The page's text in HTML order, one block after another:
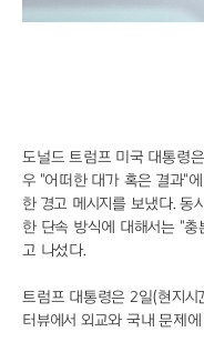
"BTS 굿즈 찾아 한국
도널드 트럼프 미국 대통령
우 "어떠한 대가 혹은 결과"
한 경고 메시지를 보냈다. 동
한 단속 방식에 대해서는 "
고 나섰다.
트럼프 대통령은 2일(현지시
터뷰에서 외교와 국내 문제